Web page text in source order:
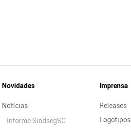
Novidades
Notícias
Informe SindsegSC
Imprensa
Releases
Logotipos